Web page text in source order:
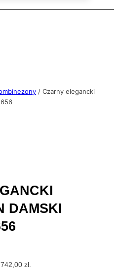
/ Czarny elegancki
DAMSKI
742,00 zł